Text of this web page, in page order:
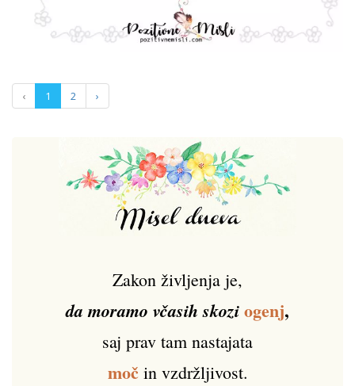
‹ 1 2 ›
Zakon življenja je,
da moramo včasih skoziogenj,
saj prav tam nastajata
močin vzdržljivost.